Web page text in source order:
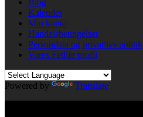
Kalender
Min konto
Handelsbetingelser
Persondata og privatlivs politik
Vores Fetlife profil
Powered by
Translate